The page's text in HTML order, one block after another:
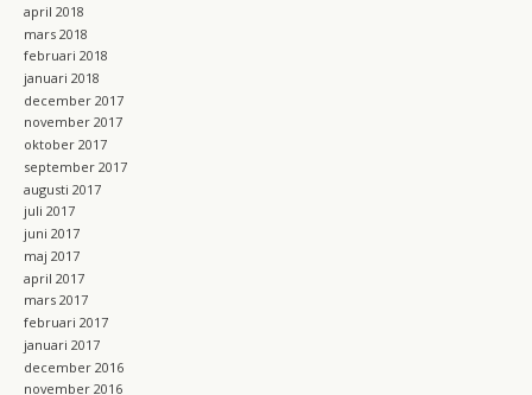
april 2018
mars 2018
februari 2018
januari 2018
december 2017
november 2017
oktober 2017
september 2017
augusti 2017
juli 2017
juni 2017
maj 2017
april 2017
mars 2017
februari 2017
januari 2017
december 2016
november 2016